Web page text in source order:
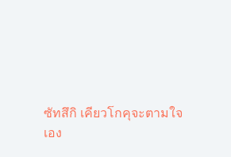
ซัทสึกิ เคียวโกคุจะตามใจ
เอง